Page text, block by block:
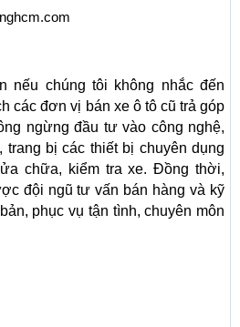
nếu chúng tôi không nhắc đến
các đơn vị bán xe ô tô cũ trả góp
ngừng đầu tư vào công nghệ,
bị các thiết bị chuyên dụng
chữa, kiểm tra xe. Đồng thời,
đội ngũ tư vấn bán hàng và kỹ
phục vụ tận tình, chuyên môn